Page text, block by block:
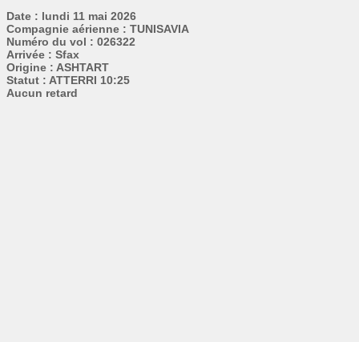
Date : lundi 11 mai 2026
Compagnie aérienne : TUNISAVIA
Numéro du vol : 026322
Arrivée : Sfax
Origine : ASHTART
Statut : ATTERRI 10:25
Aucun retard